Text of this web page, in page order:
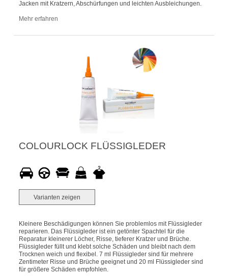
Jacken mit Kratzern, Abschürfungen und leichten Ausbleichungen.
Mehr erfahren
COLOURLOCK FLÜSSIGLEDER
Varianten zeigen
Kleinere Beschädigungen können Sie problemlos mit Flüssigleder
reparieren. Das Flüssigleder ist ein getönter Spachtel für die
Reparatur kleinerer Löcher, Risse, tieferer Kratzer und Brüche.
Flüssigleder füllt und klebt solche Schäden und bleibt nach dem
Trocknen weich und flexibel. 7 ml Flüssigleder sind für mehrere
Zentimeter Risse und Brüche geeignet und 20 ml Flüssigleder sind
für größere Schäden empfohlen.